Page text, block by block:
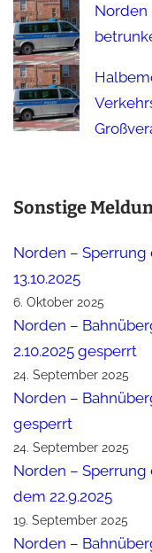
Norden
Sonstige
Norden – Sperrung
13.10.2025
6. Oktober 2025
Norden –
2.10.2025 gesperrt
24. September 2025
Norden –
gesperrt
24. September 2025
Norden – Sperrung
dem 22.9.2025
19. September 2025
Norden –